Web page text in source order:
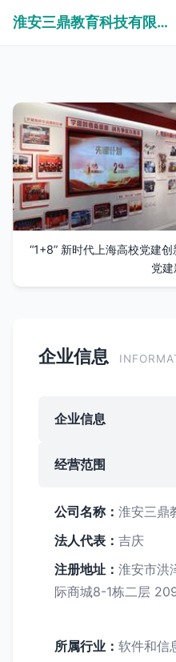
淮安三鼎教育科技有限公司
“1+8” 新时代上海高校党建
党
企业信息
企业信息
经营范围
公司名称： 淮安三鼎
法人代表： 吉庆
注册地址： 淮安市洪
际商城8-1栋二层
所属行业： 软件和信